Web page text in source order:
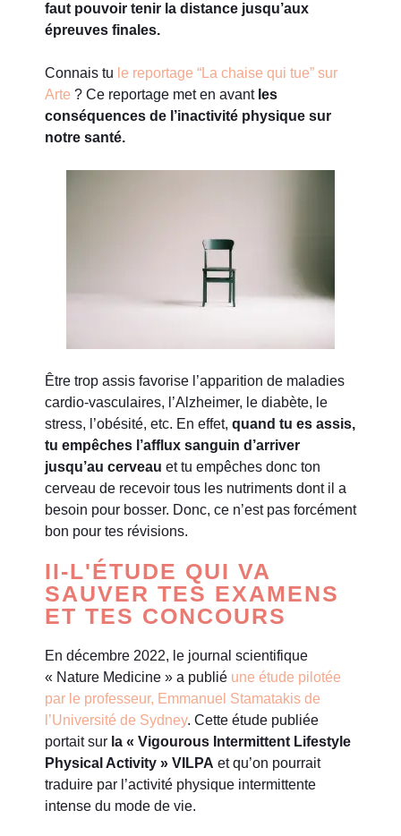
faut pouvoir tenir la distance jusqu’aux
épreuves finales.
Connais tu le reportage “La chaise qui tue” sur
Arte ? Ce reportage met en avantles
conséquences de l’inactivité physique sur
notre santé.
Être trop assis favorise l’apparition de maladies
cardio-vasculaires, l’Alzheimer, le diabète, le
stress, l’obésité, etc. En effet, quand tu es assis,
tu empêches l’afflux sanguin d’arriver
jusqu’au cerveau et tu empêches donc ton
cerveau de recevoir tous les nutriments dont il a
besoin pour bosser. Donc, ce n’est pas forcément
bon pour tes révisions.
II-L'ÉTUDE QUI VA
SAUVER TES EXAMENS
ET TES CONCOURS
En décembre 2022, le journal scientifique
« Nature Medicine » a publié une étude pilotée
par le professeur, Emmanuel Stamatakis de
l’Université de Sydney. Cette étude publiée
portait sur la « Vigourous Intermittent Lifestyle
Physical Activity » VILPA et qu’on pourrait
traduire par l’activité physique intermittente
intense du mode de vie.